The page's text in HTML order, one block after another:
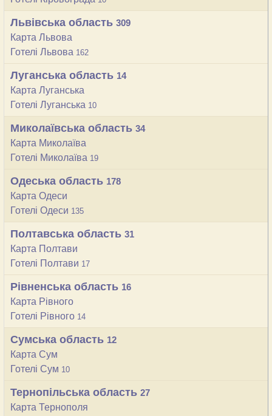
Львівська область 309
Карта Львова
Готелі Львова 162
Луганська область 14
Карта Луганська
Готелі Луганська 10
Миколаївська область 34
Карта Миколаїва
Готелі Миколаїва 19
Одеська область 178
Карта Одеси
Готелі Одеси 135
Полтавська область 31
Карта Полтави
Готелі Полтави 17
Рівненська область 16
Карта Рівного
Готелі Рівного 14
Сумська область 12
Карта Сум
Готелі Сум 10
Тернопільська область 27
Карта Тернополя